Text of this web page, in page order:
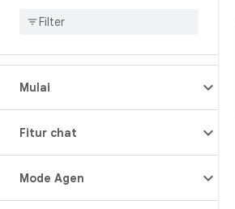
Mulai
Fitur chat
Mode Agen